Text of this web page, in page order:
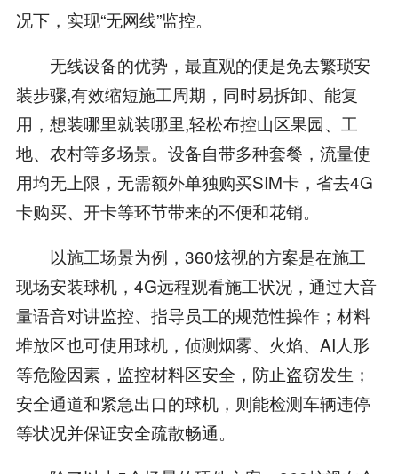
况下，实现“无网线”监控。
无线设备的优势，最直观的便是免去繁琐安
装步骤,有效缩短施工周期，同时易拆卸、能复
用，想装哪里就装哪里,轻松布控山区果园、工
地、农村等多场景。设备自带多种套餐，流量使
用均无上限，无需额外单独购买SIM卡，省去4G
卡购买、开卡等环节带来的不便和花销。
以施工场景为例，360炫视的方案是在施工
现场安装球机，4G远程观看施工状况，通过大音
量语音对讲监控、指导员工的规范性操作；材料
堆放区也可使用球机，侦测烟雾、火焰、AI人形
等危险因素，监控材料区安全，防止盗窃发生；
安全通道和紧急出口的球机，则能检测车辆违停
等状况并保证安全疏散畅通。